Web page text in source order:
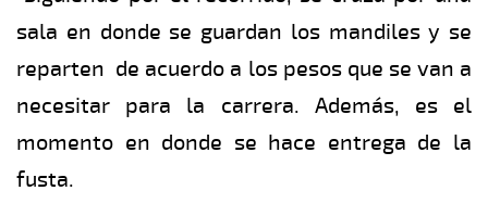
sala en donde se guardan los mandiles y se
reparten de acuerdo a los pesos que se van a
necesitar para la carrera. Además, es el
momento en donde se hace entrega de la
fusta.